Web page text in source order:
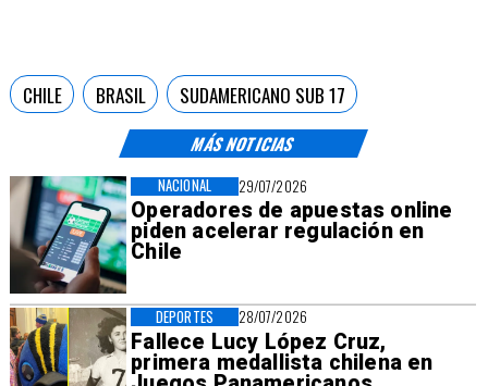
MÁS NOTICIAS
29/07/2026
Operadores de apuestas online
piden acelerar regulación en
Chile
NACIONAL
28/07/2026
Fallece Lucy López Cruz,
primera medallista chilena en
DEPORTES
CHILE BRASIL SUDAMERICANO SUB 17